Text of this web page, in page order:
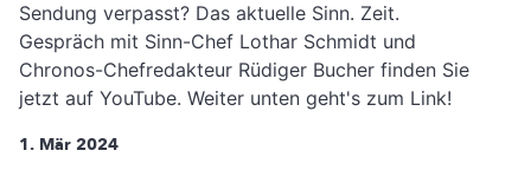
Sendung verpasst? Das aktuelle Sinn. Zeit.
Gespräch mit Sinn-Chef Lothar Schmidt und
Chronos-Chefredakteur Rüdiger Bucher finden Sie
jetzt auf YouTube. Weiter unten geht's zum Link!
1. Mär 2024